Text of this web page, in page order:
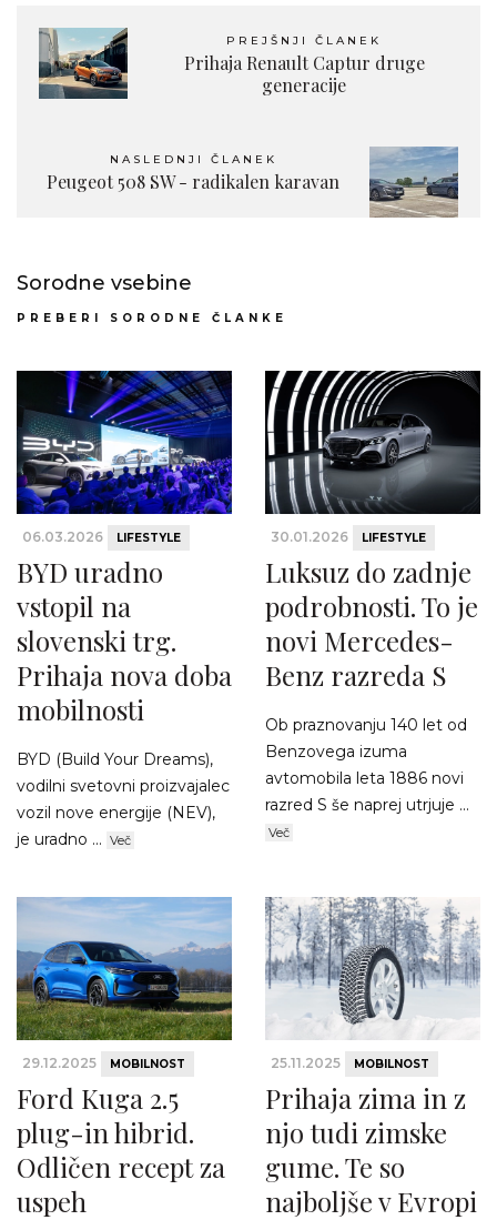
PREJŠNJI ČLANEK
Prihaja Renault Captur druge
generacije
NASLEDNJI ČLANEK
Peugeot 508 SW - radikalen karavan
Sorodne vsebine
PREBERI SORODNE ČLANKE
06.03.2026 LIFESTYLE
BYD uradno
vstopil na
slovenski trg.
Prihaja nova doba
mobilnosti
BYD (Build Your Dreams),
vodilni svetovni proizvajalec
vozil nove energije (NEV),
je uradno ... Več
30.01.2026 LIFESTYLE
Luksuz do zadnje
podrobnosti. To je
novi Mercedes-
Benz razreda S
Ob praznovanju 140 let od
Benzovega izuma
avtomobila leta 1886 novi
razred S še naprej utrjuje ...
Več
29.12.2025 MOBILNOST
Ford Kuga 2.5
plug-in hibrid.
Odličen recept za
uspeh
25.11.2025 MOBILNOST
Prihaja zima in z
njo tudi zimske
gume. Te so
najboljše v Evropi